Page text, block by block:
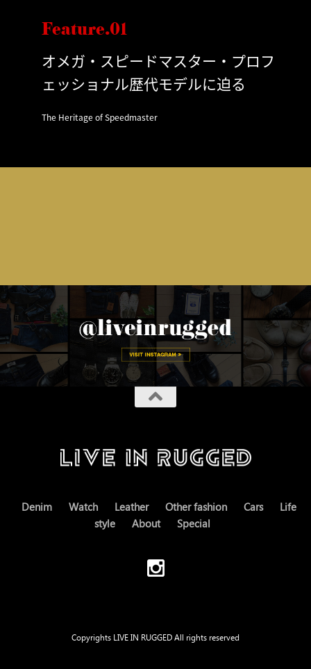
Feature.01
オメガ・スピードマスター・プロフ
ェッショナル歴代モデルに迫る
The Heritage of Speedmaster
Denim Watch Leather Other fashion Cars
Life
style
About Special
Copyrights LIVE IN RUGGED All rights reserved